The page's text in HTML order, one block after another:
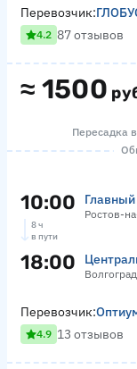
≈ 1500
Перевозчик:
4.2 87 отзывов
Пересадка
10:00 Ростов-
8 ч
в пути
18:00
Перевозчик:
4.9 13 отзывов